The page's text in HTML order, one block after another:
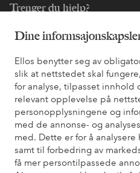
Dine
Ellos benytter seg av
slik at nettstedet skal
for analyse, tilpasset innhold
relevant opplevelse på
personopplysningene og
med de annonse- og
med. Dette er for å
samt til forbedring av
få mer persontilpassede
Trenger du hjelp?
Du finner svar på de vanligste
også informasjon om hvordan
Kundeservice
Mine sider
Om Ellos